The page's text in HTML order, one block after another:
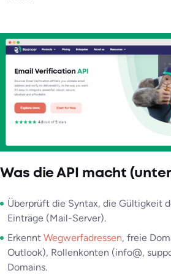
Was die API macht
Überprüft die Syntax, die Gültigkeit
Einträge (Mail-Server).
Erkennt Wegwerfadressen, freie
Outlook), Rollenkonten (info@,
Domains.